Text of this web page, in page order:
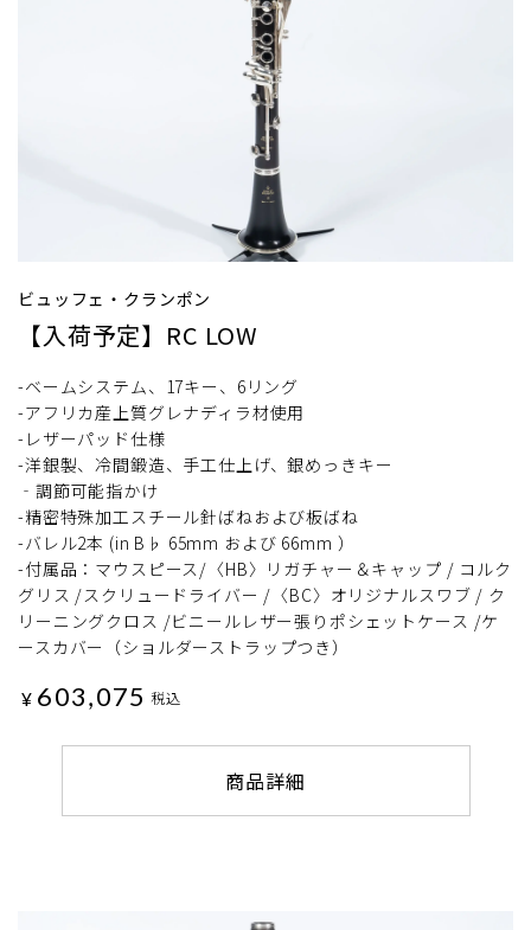
ビュッフェ・クランポン
【入荷予定】RC LOW
-ベームシステム、17キー、6リング
-アフリカ産上質グレナディラ材使用
-レザーパッド仕様
-洋銀製、冷間鍛造、手工仕上げ、銀めっきキー
‐調節可能指かけ
-精密特殊加工スチール針ばねおよび板ばね
-バレル2本 (in B♭ 65mm および 66mm ）
-付属品：マウスピース/〈HB〉リガチャー＆キャップ / コルク
グリス /スクリュードライバー /〈BC〉オリジナルスワブ / ク
リーニングクロス /ビニールレザー張りポシェットケース /ケ
ースカバー（ショルダーストラップつき）
¥ 603,075 税込
商品詳細